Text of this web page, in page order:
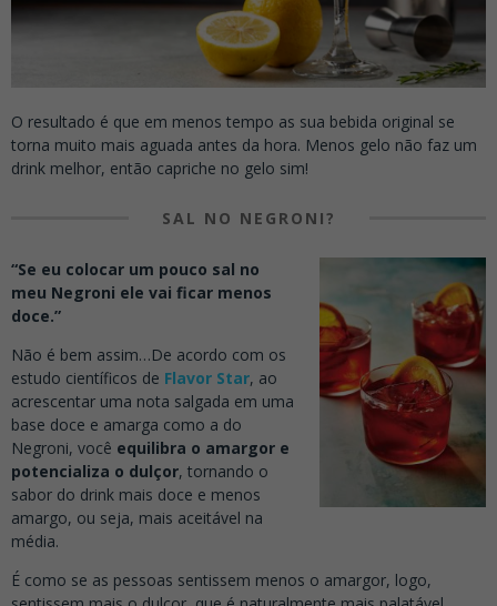
O resultado é que em menos tempo as sua bebida original se
torna muito mais aguada antes da hora. Menos gelo não faz um
drink melhor, então capriche no gelo sim!
SAL NO NEGRONI?
“Se eu colocar um pouco sal no
meu Negroni ele vai ficar menos
doce.”
Não é bem assim…De acordo com os
estudo científicos de Flavor Star, ao
acrescentar uma nota salgada em uma
base doce e amarga como a do
Negroni, você equilibra o amargor e
potencializa o dulçor, tornando o
sabor do drink mais doce e menos
amargo, ou seja, mais aceitável na
média.
É como se as pessoas sentissem menos o amargor, logo,